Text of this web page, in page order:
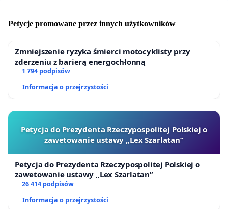
Petycje promowane przez innych użytkowników
Zmniejszenie ryzyka śmierci motocyklisty przy
zderzeniu z barierą energochłonną
1 794 podpisów
Informacja o przejrzystości
Petycja do Prezydenta Rzeczypospolitej Polskiej o
zawetowanie ustawy „Lex Szarlatan”
Petycja do Prezydenta Rzeczypospolitej Polskiej o
zawetowanie ustawy „Lex Szarlatan”
26 414 podpisów
Informacja o przejrzystości